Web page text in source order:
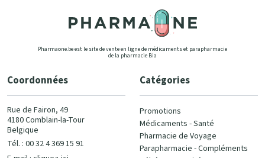
Pharmaone.be est le site de vente en ligne de médicaments et parapharmacie
de la pharmacie Bia
Coordonnées
Rue de Fairon, 49
4180 Comblain-la-Tour
Belgique
Tél. : 00 32 4 369 15 91
Catégories
Promotions
Médicaments - Santé
Pharmacie de Voyage
Parapharmacie - Compléments